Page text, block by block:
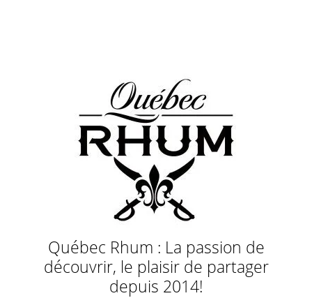
Québec Rhum : La passion de
découvrir, le plaisir de partager
depuis 2014!